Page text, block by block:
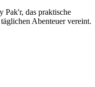
Pak'r, das praktische
Abenteuer vereint.